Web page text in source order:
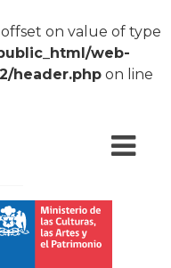
offset on value of type
web-
header.php on line